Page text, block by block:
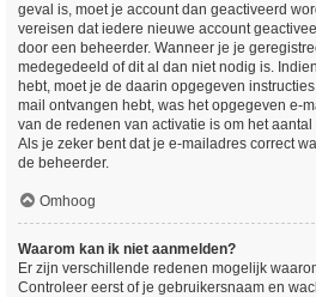
geval is, moet je account dan geactiveerd
vereisen dat iedere nieuwe account
door een beheerder. Wanneer je je
medegedeeld of dit al dan niet nodig is.
hebt, moet je de daarin opgegeven
mail ontvangen hebt, was het opgegeven e-
van de redenen van activatie is om het
Als je zeker bent dat je e-mailadres correct
de beheerder.
Omhoog
Waarom kan ik niet aanmelden?
Er zijn verschillende redenen mogelijk
Controleer eerst of je gebruikersnaam en